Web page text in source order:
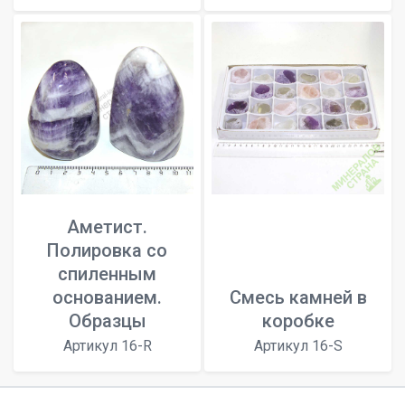
Аметист.
Полировка со
спиленным
основанием.
Образцы
Артикул 16-R
Смесь камней в
коробке
Артикул 16-S